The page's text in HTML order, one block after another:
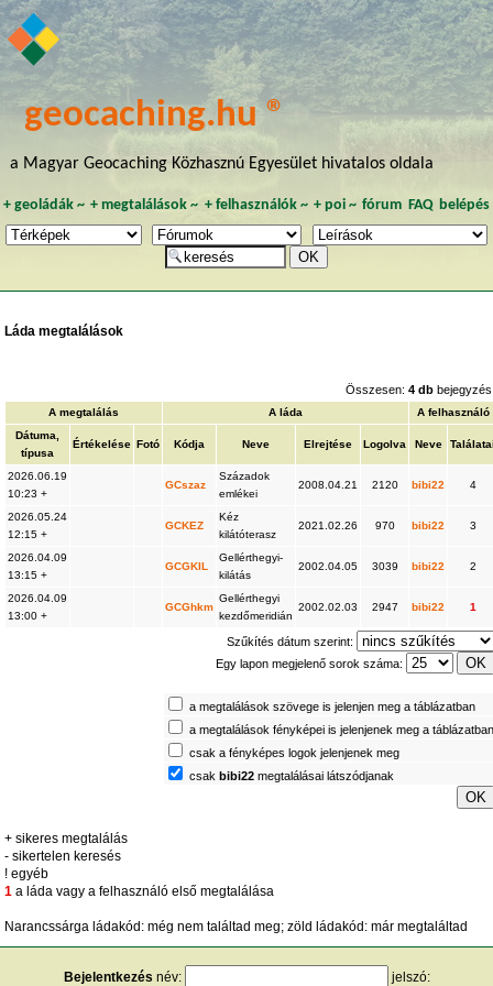
geocaching.hu ®
a Magyar Geocaching Közhasznú Egyesület hivatalos oldala
+ geoládák~ +megtalálások ~ + felhasználók~ + poi~ fórum FAQ belépés
Láda megtalálások
Összesen:4 db
A megtalálás A láda
A felhasználó
Dátuma,
típusa
Értékelése Fotó Kódja Neve Elrejtése Logolva Neve
2026.06.19
10:23 +
GCszaz
Századok
emlékei
2008.04.21 2120 bibi22 4
2026.05.24
12:15 +
GCKEZ
Kéz
kilátóterasz
2021.02.26 970 bibi22 3
2026.04.09
13:15 +
GCGKIL
Gellérthegyi-
kilátás
2002.04.05 3039 bibi22 2
2026.04.09
13:00 +
GCGhkm
Gellérthegyi
kezdőmeridián
2002.02.03 2947 bibi22 1
Szűkítés dátum szerint:
Egy lapon megjelenő sorok száma:
a megtalálások szövege is jelenjen meg a táblázatban
a megtalálások fényképei is jelenjenek meg a
csak a fényképes logok jelenjenek meg
csakbibi22 megtalálásai látszódjanak
+ sikeres megtalálás
- sikertelen keresés
! egyéb
1 a láda vagy a felhasználó első megtalálása
Narancssárga ládakód: még nem találtad meg; zöld ládakód: már megtaláltad
Bejelentkezés név: jelszó: